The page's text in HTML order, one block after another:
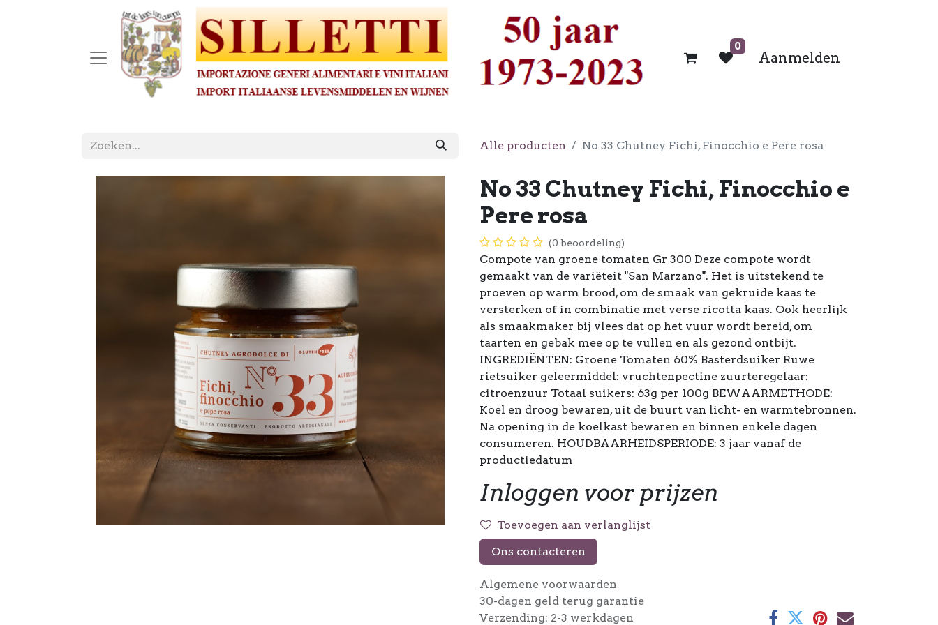
0
Aanmelden
Alle producten No 33 Chutney Fichi, Finocchio e Pere rosa
No 33 Chutney Fichi, Finocchio e
Pere rosa
(0 beoordeling)
Compote van groene tomaten Gr 300 Deze compote wordt
gemaakt van de variëteit "San Marzano". Het is uitstekend te
proeven op warm brood, om de smaak van gekruide kaas te
versterken of in combinatie met verse ricotta kaas. Ook heerlijk
als smaakmaker bij vlees dat op het vuur wordt bereid, om
taarten en gebak mee op te vullen en als gezond ontbijt.
INGREDIËNTEN: Groene Tomaten 60% Basterdsuiker Ruwe
rietsuiker geleermiddel: vruchtenpectine zuurteregelaar:
citroenzuur Totaal suikers: 63g per 100g BEWAARMETHODE:
Koel en droog bewaren, uit de buurt van licht- en warmtebronnen.
Na opening in de koelkast bewaren en binnen enkele dagen
consumeren. HOUDBAARHEIDSPERIODE: 3 jaar vanaf de
productiedatum
Inloggen voor prijzen
Toevoegen aan verlanglijst
Ons contacteren
Algemene voorwaarden
30-dagen geld terug garantie
Verzending: 2-3 werkdagen